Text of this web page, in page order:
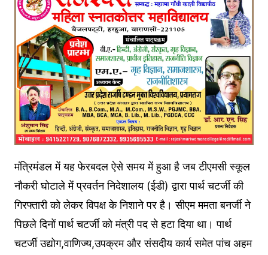
मंत्रिमंडल में यह फेरबदल ऐसे समय में हुआ है जब टीएमसी स्कूल
नौकरी घोटाले में प्रवर्तन निदेशालय (ईडी) द्वारा पार्थ चटर्जी की
गिरफ्तारी को लेकर विपक्ष के निशाने पर है। सीएम ममता बनर्जी ने
पिछले दिनों पार्थ चटर्जी को मंत्री पद से हटा दिया था। पार्थ
चटर्जी उद्योग,वाणिज्य,उपक्रम और संसदीय कार्य समेत पांच अहम